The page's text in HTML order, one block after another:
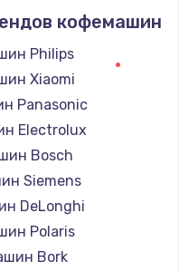
кофемашин
Philips
Xiaomi
Panasonic
Electrolux
Bosch
Siemens
DeLonghi
Polaris
Bork